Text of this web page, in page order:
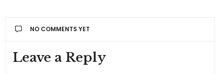
NO COMMENTS YET
Leave a Reply